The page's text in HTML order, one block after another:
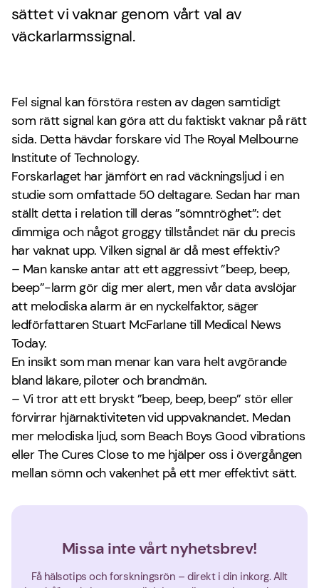
sättet vi vaknar genom vårt val av
väckarlarmssignal.
Fel signal kan förstöra resten av dagen samtidigt
som rätt signal kan göra att du faktiskt vaknar på rätt
sida. Detta hävdar forskare vid The Royal Melbourne
Institute of Technology.
Forskarlaget har jämfört en rad väckningsljud i en
studie som omfattade 50 deltagare. Sedan har man
ställt detta i relation till deras ”sömntröghet”: det
dimmiga och något groggy tillståndet när du precis
har vaknat upp. Vilken signal är då mest effektiv?
– Man kanske antar att ett aggressivt ”beep, beep,
beep”-larm gör dig mer alert, men vår data avslöjar
att melodiska alarm är en nyckelfaktor, säger
ledförfattaren Stuart McFarlane till Medical News
Today.
En insikt som man menar kan vara helt avgörande
bland läkare, piloter och brandmän.
– Vi tror att ett bryskt ”beep, beep, beep” stör eller
förvirrar hjärnaktiviteten vid uppvaknandet. Medan
mer melodiska ljud, som Beach Boys Good vibrations
eller The Cures Close to me hjälper oss i övergången
mellan sömn och vakenhet på ett mer effektivt sätt.
Missa inte vårt nyhetsbrev!
Få hälsotips och forskningsrön – direkt i din inkorg. Allt